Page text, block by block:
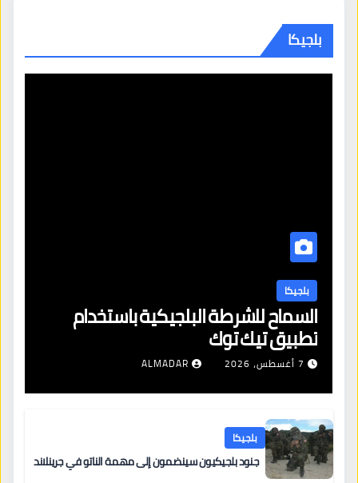
بلجيكا
بلجيكا
السماح للشرطة البلجيكية باستخدام
تطبيق تيك توك
7 أغسطس، 2026 ALMADAR
بلجيكا
جنود بلجيكيون سينضمون إلى مهمة الناتو في جرينلاند